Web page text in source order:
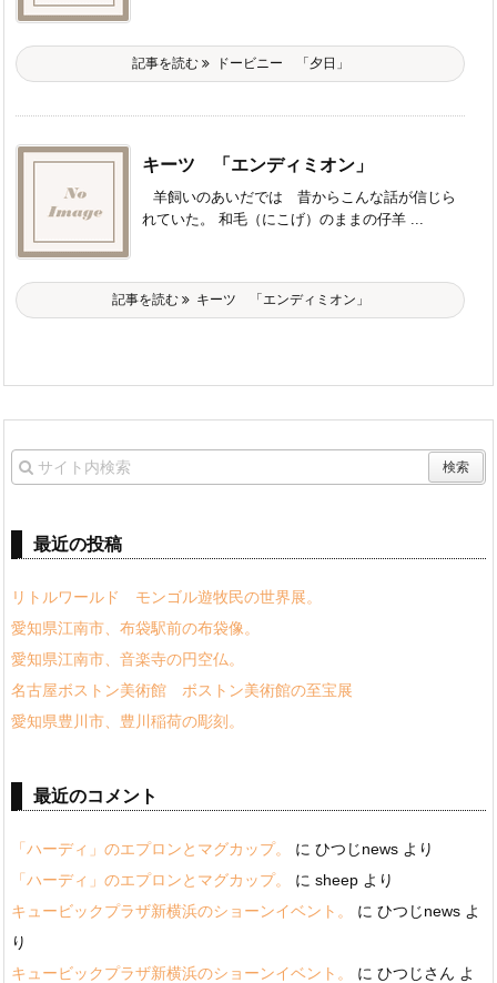
記事を読む ドービニー 「夕日」
キーツ 「エンディミオン」
羊飼いのあいだでは 昔からこんな話が信じら
れていた。 和毛（にこげ）のままの仔羊 ...
記事を読む キーツ 「エンディミオン」
最近の投稿
リトルワールド モンゴル遊牧民の世界展。
愛知県江南市、布袋駅前の布袋像。
愛知県江南市、音楽寺の円空仏。
名古屋ボストン美術館 ボストン美術館の至宝展
愛知県豊川市、豊川稲荷の彫刻。
最近のコメント
「ハーディ」のエプロンとマグカップ。 に ひつじnews より
「ハーディ」のエプロンとマグカップ。
に sheep より
キュービックプラザ新横浜のショーンイベント。
に ひつじnews よ
り
キュービックプラザ新横浜のショーンイベント。
に ひつじさん よ